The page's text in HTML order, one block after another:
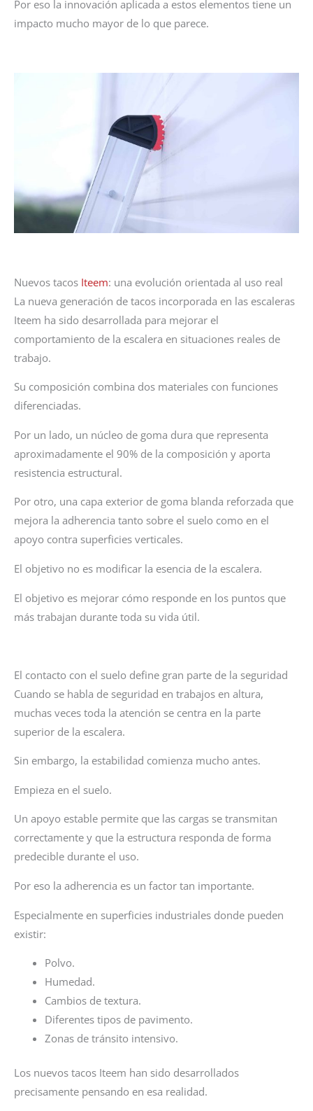
Por eso la innovación aplicada a estos elementos tiene un
impacto mucho mayor de lo que parece.
Nuevos tacos Iteem: una evolución orientada al uso real
La nueva generación de tacos incorporada en las escaleras
Iteem ha sido desarrollada para mejorar el
comportamiento de la escalera en situaciones reales de
trabajo.
Su composición combina dos materiales con funciones
diferenciadas.
Por un lado, un núcleo de goma dura que representa
aproximadamente el 90% de la composición y aporta
resistencia estructural.
Por otro, una capa exterior de goma blanda reforzada que
mejora la adherencia tanto sobre el suelo como en el
apoyo contra superficies verticales.
El objetivo no es modificar la esencia de la escalera.
El objetivo es mejorar cómo responde en los puntos que
más trabajan durante toda su vida útil.
El contacto con el suelo define gran parte de la seguridad
Cuando se habla de seguridad en trabajos en altura,
muchas veces toda la atención se centra en la parte
superior de la escalera.
Sin embargo, la estabilidad comienza mucho antes.
Empieza en el suelo.
Un apoyo estable permite que las cargas se transmitan
correctamente y que la estructura responda de forma
predecible durante el uso.
Por eso la adherencia es un factor tan importante.
Especialmente en superficies industriales donde pueden
existir:
Polvo.
Humedad.
Cambios de textura.
Diferentes tipos de pavimento.
Zonas de tránsito intensivo.
Los nuevos tacos Iteem han sido desarrollados
precisamente pensando en esa realidad.